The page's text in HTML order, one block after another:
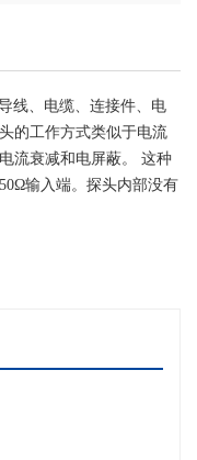
、电缆、连接件、电
的工作方式类似于电流
流衰减和电屏蔽。 这种
输入端。探头内部没有